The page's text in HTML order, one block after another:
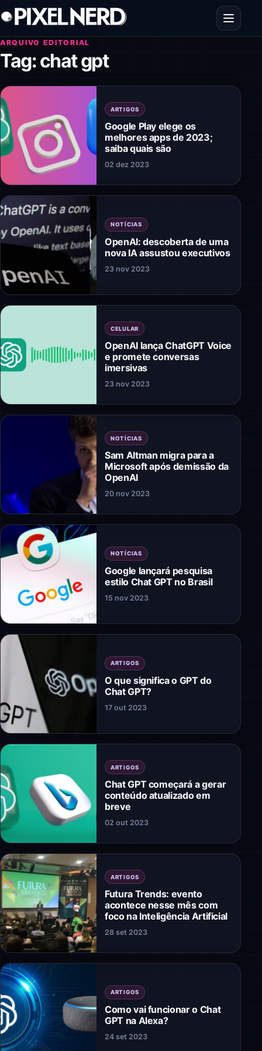
Pular para o conteúdo
Abrir
ARQUIVO EDITORIAL
Tag:chat gpt
ARTIGOS
Google Play elege os
melhores apps de 2023;
saiba quais são
02 dez 2023
NOTÍCIAS
OpenAI: descoberta de uma
nova IA assustou executivos
23 nov 2023
CELULAR
OpenAI lança ChatGPT Voice
e promete conversas
imersivas
23 nov 2023
NOTÍCIAS
Sam Altman migra para a
Microsoft após demissão da
OpenAI
20 nov 2023
NOTÍCIAS
Google lançará pesquisa
estilo Chat GPT no Brasil
15 nov 2023
ARTIGOS
O que significa o GPT do
Chat GPT?
17 out 2023
ARTIGOS
Chat GPT começará a gerar
conteúdo atualizado em
breve
02 out 2023
ARTIGOS
Futura Trends: evento
acontece nesse mês com
foco na Inteligência Artificial
28 set 2023
ARTIGOS
Como vai funcionar o Chat
GPT na Alexa?
24 set 2023